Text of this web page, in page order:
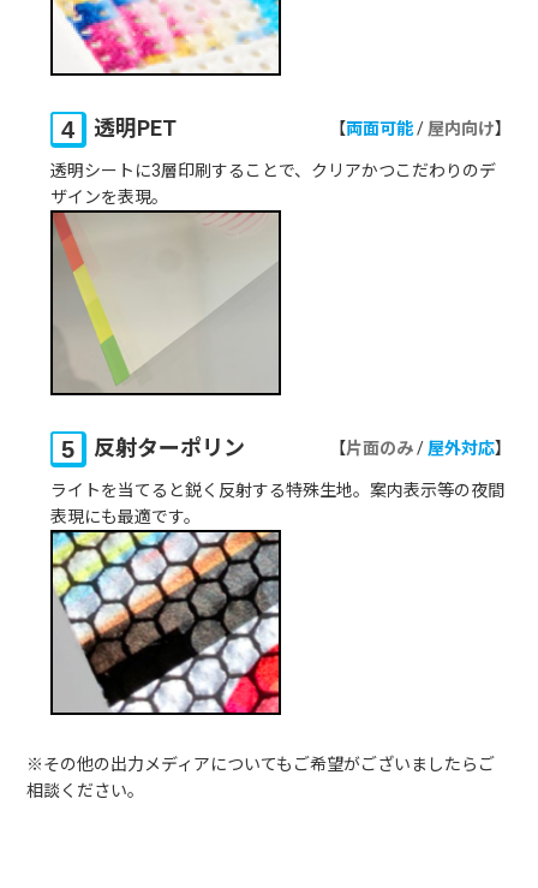
透明PET 両面可能/ 屋内向け
透明シートに3層印刷することで、クリアかつこだわりのデ
ザインを表現。
反射ターポリン 片面のみ/ 屋外対応
ライトを当てると鋭く反射する特殊生地。案内表示等の夜間
表現にも最適です。
その他の出力メディアについてもご希望がございましたらご
相談ください。